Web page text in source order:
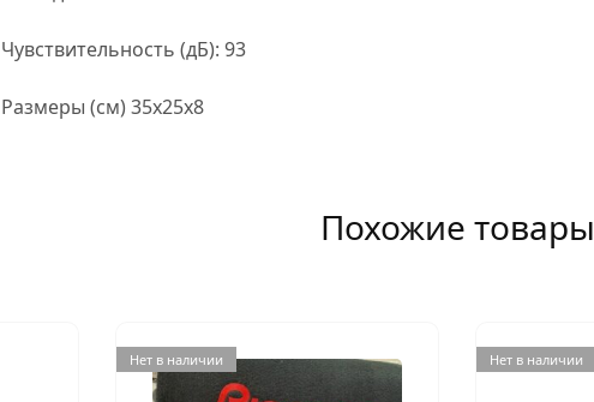
Чувствительность (дБ): 93
Размеры (см) 35х25х8
Похожие товары
Нет в наличии Нет в наличии